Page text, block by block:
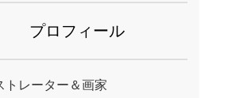
プロフィール
トレーター＆画家